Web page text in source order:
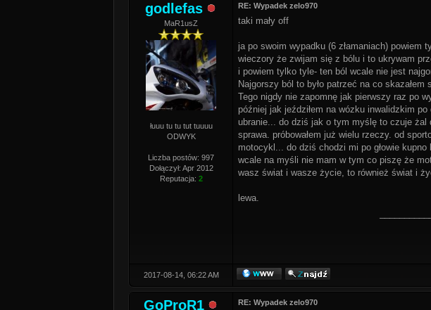
godlefas
MaR1usZ
łuuu tu tu tut tuuuu
ODWYK
Liczba postów: 997
Dołączył: Apr 2012
Reputacja: 2
RE: Wypadek zelo970
taki mały off
ja po swoim wypadku (6 złamaniach) powiem
wieczory że zwijam się z bólu i to ukrywam
i powiem tylko tyle- ten ból wcale nie jest
Najgorszy ból to było patrzeć na co
Tego nigdy nie zapomnę jak pierwszy raz po
później jak jeździłem na wózku inwalidzkim
ubranie... do dziś jak o tym myślę to czuje żal
sprawa. próbowałem już wielu rzeczy. od
motocykl... do dziś chodzi mi po głowie
wcale na myśli nie mam w tym co piszę że
wasz świat i wasze życie, to również świat i
lewa.
2017-08-14, 06:22 AM
GoProR1 RE: Wypadek zelo970